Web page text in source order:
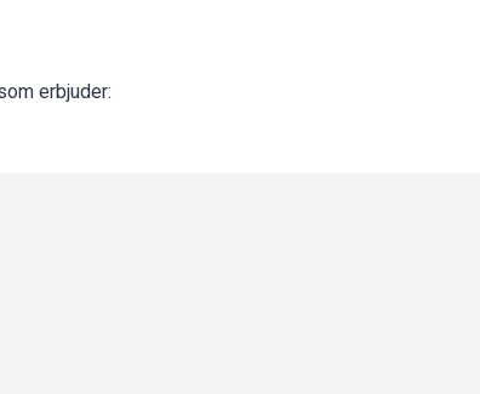
erbjuder: